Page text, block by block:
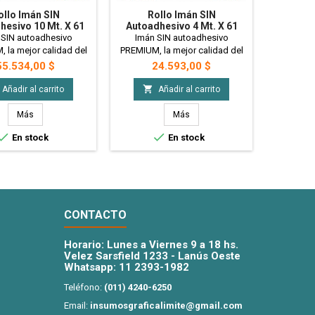
Imán SIN
10 Mt. X 61
Grosor 0.35mm -
Premium
autoadhesivo
la mejor calidad del
Ideal para para uso
souvenirs, imanes
artesanías, juegos
planificadores
etc . Su grosor de
superior al
le da mayor
por lo que tendrá
superficie...
$
Añadir al carrito
Más
En stock
Rollo Imán SIN
Autoadhesivo 4 Mt. X 61
Cm. - Grosor 0.35mm -
Premium
Imán SIN autoadhesivo
PREMIUM, la mejor calidad del
mercado. Ideal para para uso
publicitario, souvenirs, imanes
comerciales, artesanías, juegos
didácticos, planificadores
imantados, etc . Su grosor de
0.35mm., superior al
standard, le da mayor
magnetismo, por lo que tendrá
superficie...
Precio
24.593,00 $
 Añadir al carrito
Más
 En stock
CONTACTO
Horario: Lunes a Viernes 9 a 18 hs.
Velez Sarsfield 1233 - Lanús Oeste
Whatsapp: 11 2393-1982
Teléfono: (011) 4240-6250
Email: insumosgraficalimite@gmail.com